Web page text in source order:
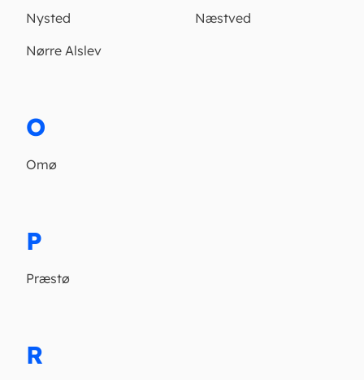
Nysted
Næstved
Nørre Alslev
O
Omø
P
Præstø
R